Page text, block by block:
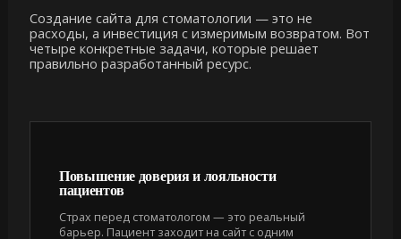
Создание сайта для стоматологии — это не
расходы, а инвестиция с измеримым возвратом. Вот
четыре конкретные задачи, которые решает
правильно разработанный ресурс.
Повышение доверия и лояльности
пациентов
Страх перед стоматологом — это реальный
барьер. Пациент заходит на сайт с одним